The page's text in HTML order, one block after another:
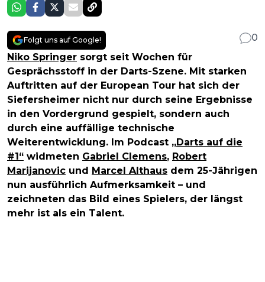
Folgt uns auf Google!
0
Niko Springer sorgt seit Wochen für
Gesprächsstoff in der Darts-Szene. Mit starken
Auftritten auf der European Tour hat sich der
Siefersheimer nicht nur durch seine Ergebnisse
in den Vordergrund gespielt, sondern auch
durch eine auffällige technische
Weiterentwicklung. Im Podcast „Darts auf die
#1“ widmeten Gabriel Clemens, Robert
Marijanovic und Marcel Althaus dem 25-Jährigen
nun ausführlich Aufmerksamkeit – und
zeichneten das Bild eines Spielers, der längst
mehr ist als ein Talent.